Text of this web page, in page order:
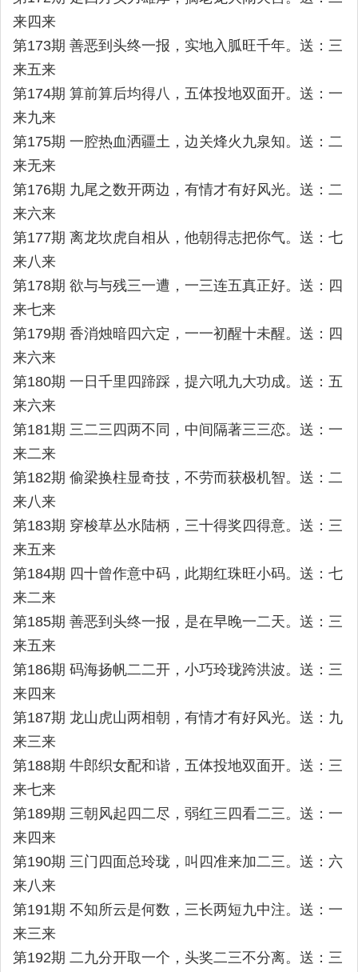
来四来
第173期 善恶到头终一报，实地入胍旺千年。送：三
来五来
第174期 算前算后均得八，五体投地双面开。送：一
来九来
第175期 一腔热血洒疆土，边关烽火九泉知。送：二
来无来
第176期 九尾之数开两边，有情才有好风光。送：二
来六来
第177期 离龙坎虎自相从，他朝得志把你气。送：七
来八来
第178期 欲与与残三一遭，一三连五真正好。送：四
来七来
第179期 香消烛暗四六定，一一初醒十未醒。送：四
来六来
第180期 一日千里四蹄踩，提六吼九大功成。送：五
来六来
第181期 三二三四两不同，中间隔著三三恋。送：一
来二来
第182期 偷梁换柱显奇技，不劳而获极机智。送：二
来八来
第183期 穿梭草丛水陆柄，三十得奖四得意。送：三
来五来
第184期 四十曾作意中码，此期红珠旺小码。送：七
来二来
第185期 善恶到头终一报，是在早晚一二天。送：三
来五来
第186期 码海扬帆二二开，小巧玲珑跨洪波。送：三
来四来
第187期 龙山虎山两相朝，有情才有好风光。送：九
来三来
第188期 牛郎织女配和谐，五体投地双面开。送：三
来七来
第189期 三朝风起四二尽，弱红三四看二三。送：一
来四来
第190期 三门四面总玲珑，叫四准来加二三。送：六
来八来
第191期 不知所云是何数，三长两短九中注。送：一
来三来
第192期 二九分开取一个，头奖二三不分离。送：三